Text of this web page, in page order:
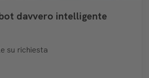
davvero intelligente
su richiesta